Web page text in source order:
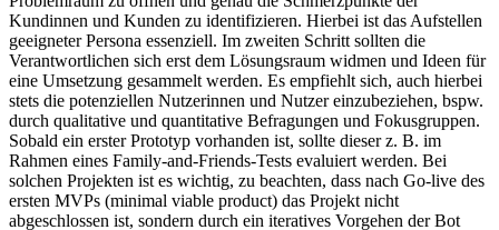
Kundinnen und Kunden zu identifizieren. Hierbei ist das Aufstellen
geeigneter Persona essenziell. Im zweiten Schritt sollten die
Verantwortlichen sich erst dem Lösungsraum widmen und Ideen für
eine Umsetzung gesammelt werden. Es empfiehlt sich, auch hierbei
stets die potenziellen Nutzerinnen und Nutzer einzubeziehen, bspw.
durch qualitative und quantitative Befragungen und Fokusgruppen.
Sobald ein erster Prototyp vorhanden ist, sollte dieser z. B. im
Rahmen eines Family-and-Friends-Tests evaluiert werden. Bei
solchen Projekten ist es wichtig, zu beachten, dass nach Go-live des
ersten MVPs (minimal viable product) das Projekt nicht
abgeschlossen ist, sondern durch ein iteratives Vorgehen der Bot